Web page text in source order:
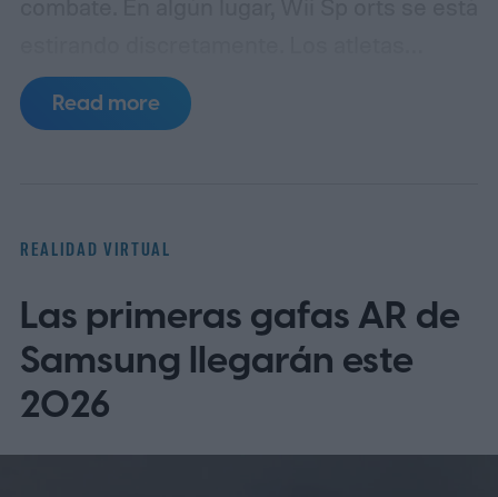
siguen pateando, reaccionando y jadeando
durante el trabajo. La diferencia es que los
Read more
REALIDAD VIRTUAL
Las primeras gafas AR de
Samsung llegarán este
2026